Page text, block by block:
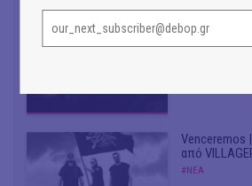
#ΝΕΑ
Dreaming |
Venceremos
από
#ΝΕΑ